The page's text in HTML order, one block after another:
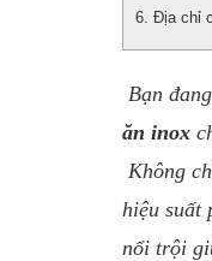
Địa chỉ
Bạn
ăn inox
Không
hiệu suất
nổi trội